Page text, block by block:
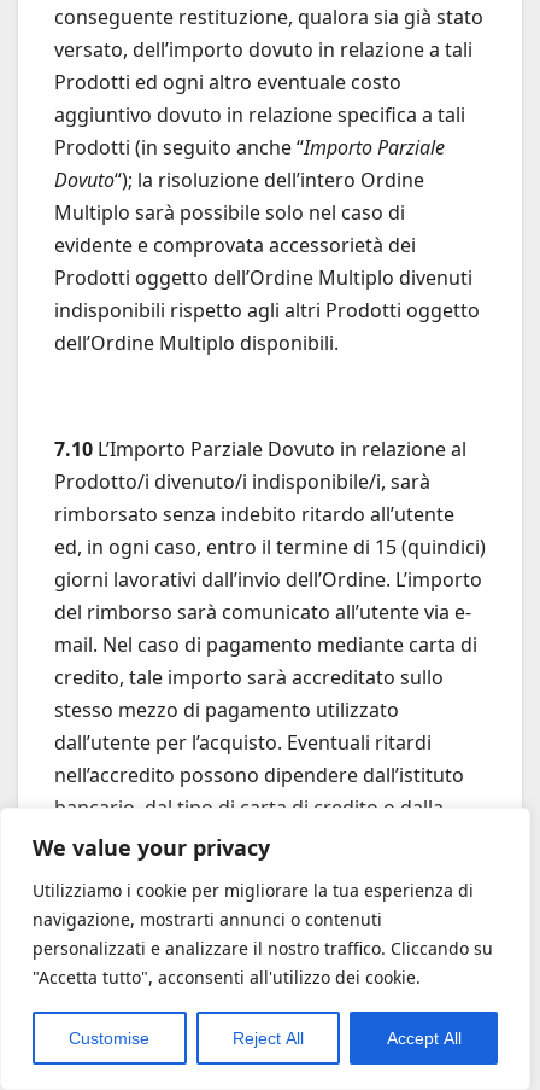
We value your privacy
Utilizziamo i cookie per migliorare la tua esperienza di
navigazione, mostrarti annunci o contenuti
personalizzati e analizzare il nostro traffico. Cliccando su
"Accetta tutto", acconsenti all'utilizzo dei cookie.
Customise Reject All Accept All
conseguente restituzione, qualora sia già stato
versato, dell’importo dovuto in relazione a tali
Prodotti ed ogni altro eventuale costo
aggiuntivo dovuto in relazione specifica a tali
Prodotti (in seguito anche “Importo Parziale
Dovuto“); la risoluzione dell’intero Ordine
Multiplo sarà possibile solo nel caso di
evidente e comprovata accessorietà dei
Prodotti oggetto dell’Ordine Multiplo divenuti
indisponibili rispetto agli altri Prodotti oggetto
dell’Ordine Multiplo disponibili.
7.10 L’Importo Parziale Dovuto in relazione al
Prodotto/i divenuto/i indisponibile/i, sarà
rimborsato senza indebito ritardo all’utente
ed, in ogni caso, entro il termine di 15 (quindici)
giorni lavorativi dall’invio dell’Ordine. L’importo
del rimborso sarà comunicato all’utente via e-
mail. Nel caso di pagamento mediante carta di
credito, tale importo sarà accreditato sullo
stesso mezzo di pagamento utilizzato
dall’utente per l’acquisto. Eventuali ritardi
nell’accredito possono dipendere dall’istituto
bancario, dal tipo di carta di credito o dalla
soluzione di pagamento utilizzata.
8. Prezzi
8.1I prezzi sono espressi in Euro (€) ed
includono l’Imposta sul Valore Aggiunto (IVA)
vigente.